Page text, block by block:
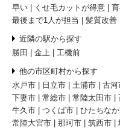
早い
くせ毛カットが得意
最後まで1人が担当
髪質改善
近隣の駅から探す
勝田
金上 工機前
他の市区町村から探す
水戸市
日立市 土浦市 古河
下妻市
常総市 常陸太田市
牛久市
つくば市 ひたちな
常陸大宮市
那珂市 筑西市